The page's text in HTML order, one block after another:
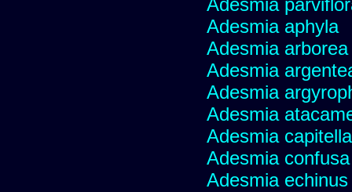
Adesmia
Adesmia aphyla
Adesmia arborea
Adesmia
Adesmia
Adesmia
Adesmia capitella
Adesmia confusa
Adesmia echinus